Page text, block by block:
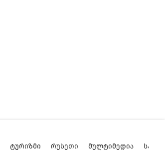
ᲢᲣᲠᲘᲖᲛᲘ ᲠᲣᲡᲔᲗᲘ ᲛᲣᲚᲢᲘᲛᲔᲓᲘᲐ